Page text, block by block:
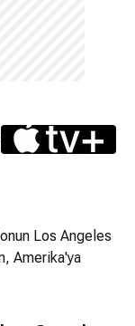
Los Angeles
Amerika'ya